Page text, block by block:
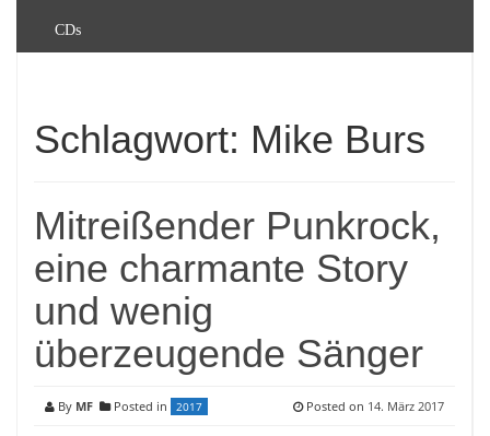
CDs
Schlagwort: Mike Burs
Mitreißender Punkrock,
eine charmante Story
und wenig
überzeugende Sänger
By MF Posted in 2017 Posted on 14. März 2017